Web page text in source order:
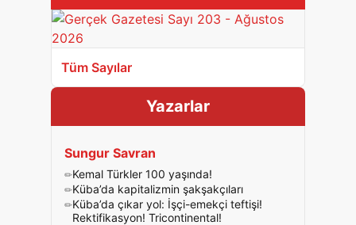
Tüm Sayılar
Yazarlar
Sungur Savran
Kemal Türkler 100 yaşında!
Küba’da kapitalizmin şakşakçıları
Küba’da çıkar yol: İşçi-emekçi teftişi!
Rektifikasyon! Tricontinental!